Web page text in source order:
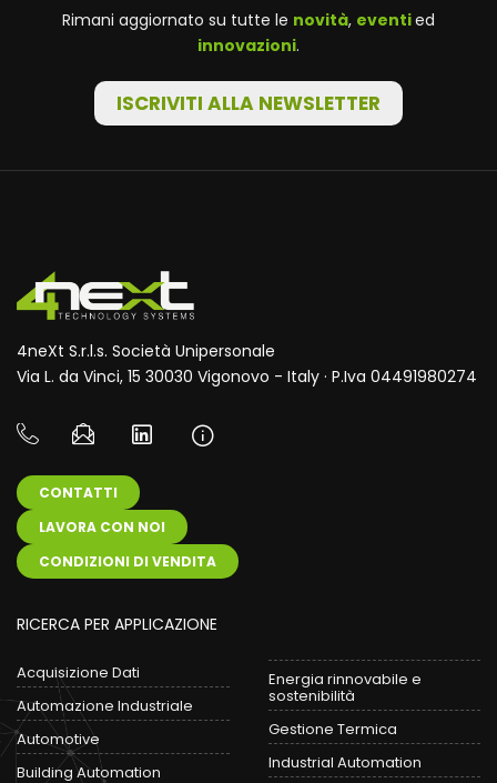
Rimani aggiornato su tutte le novità, eventied
innovazioni.
ISCRIVITI ALLA NEWSLETTER
4neXt S.r.l.s. Società Unipersonale
Via L. da Vinci, 15 30030 Vigonovo - Italy · P.Iva 04491980274
CONTATTI
LAVORA CON NOI
CONDIZIONI DI VENDITA
RICERCA PER APPLICAZIONE
Acquisizione Dati
Automazione Industriale
Automotive
Building Automation
Energia rinnovabile e
sostenibilità
Gestione Termica
Industrial Automation